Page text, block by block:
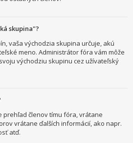
skupina"?
vaša východzia skupina určuje, akú
meno. Administrátor fóra vám môže
východziu skupinu cez užívateľský
prehľad členov tímu fóra, vrátane
vrátane ďalších informácií, ako napr.
atď.